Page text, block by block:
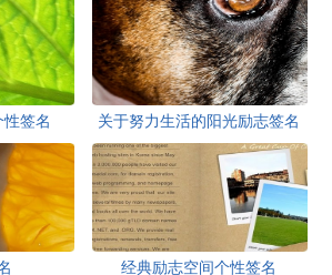
签名 关于努力生活的阳光励志签名
经典励志空间个性签名